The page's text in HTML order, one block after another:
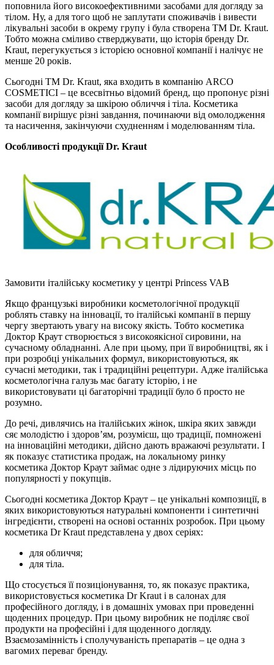
поповнила його високоефективними засобами для догляду за
тілом. Ну, а для того щоб не заплутати споживачів і вивести
лікувальні засоби в окрему групу і була створена ТМ Dr. Kraut.
Тобто можна сміливо стверджувати, що історія бренду Dr.
Kraut, перегукується з історією основної компанії і налічує не
менше 20 років.
Сьогодні ТМ Dr. Kraut, яка входить в компанію ARCO
COSMETICI – це всесвітньо відомий бренд, що пропонує різні
засоби для догляду за шкірою обличчя і тіла. Косметика
компанії вирішує різні завдання, починаючи від омолодження
та насичення, закінчуючи схудненням і моделюванням тіла.
Особливості продукції Dr. Kraut
Замовити італійську косметику у центрі Princess VAB
Якщо французькі виробники косметологічної продукції
роблять ставку на інновації, то італійські компанії в першу
чергу звертають увагу на високу якість. Тобто косметика
Доктор Краут створюється з високоякісної сировини, на
сучасному обладнанні. Але при цьому, при її виробництві, як і
при розробці унікальних формул, використовуються, як
сучасні методики, так і традиційні рецептури. Адже італійська
косметологічна галузь має багату історію, і не
використовувати ці багаторічні традиції було б просто не
розумно.
До речі, дивлячись на італійських жінок, шкіра яких завжди
сяє молодістю і здоров’ям, розумієш, що традиції, помножені
на інноваційні методики, дійсно дають вражаючі результати. І
як показує статистика продаж, на локальному ринку
косметика Доктор Краут займає одне з лідируючих місць по
популярності у покупців.
Сьогодні косметика Доктор Краут – це унікальні композиції, в
яких використовуються натуральні компоненти і синтетичні
інгредієнти, створені на основі останніх розробок. При цьому
косметика Dr Kraut представлена у двох серіях:
для обличчя;
для тіла.
Що стосується її позиціонування, то, як показує практика,
використовується косметика Dr Kraut і в салонах для
професійного догляду, і в домашніх умовах при проведенні
щоденних процедур. При цьому виробник не поділяє свої
продукти на професійні і для щоденного догляду.
Взаємозамінність і сполучуваність препаратів – це одна з
вагомих переваг бренду.